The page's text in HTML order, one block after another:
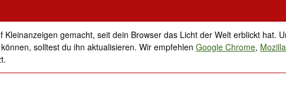
Kleinanzeigen gemacht, seit dein Browser das Licht der Welt erblickt hat.
solltest du ihn aktualisieren. Wir empfehlenGoogle Chrome,